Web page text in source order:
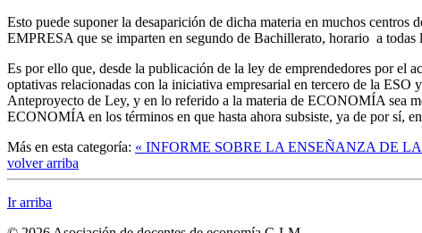
Esto puede suponer la desaparición de dicha materia en muchos
EMPRESA que se imparten en segundo de Bachillerato, horario a
Es por ello que, desde la publicación de la ley de emprendedores por el
optativas relacionadas con la iniciativa empresarial en tercero de la
Anteproyecto de Ley, y en lo referido a la materia de ECONOMÍA sea
ECONOMÍA en los términos en que hasta ahora subsiste, ya de por sí,
Más en esta categoría: « INFORME SOBRE LA ENSEÑANZA DE
volver arriba
Ir arriba